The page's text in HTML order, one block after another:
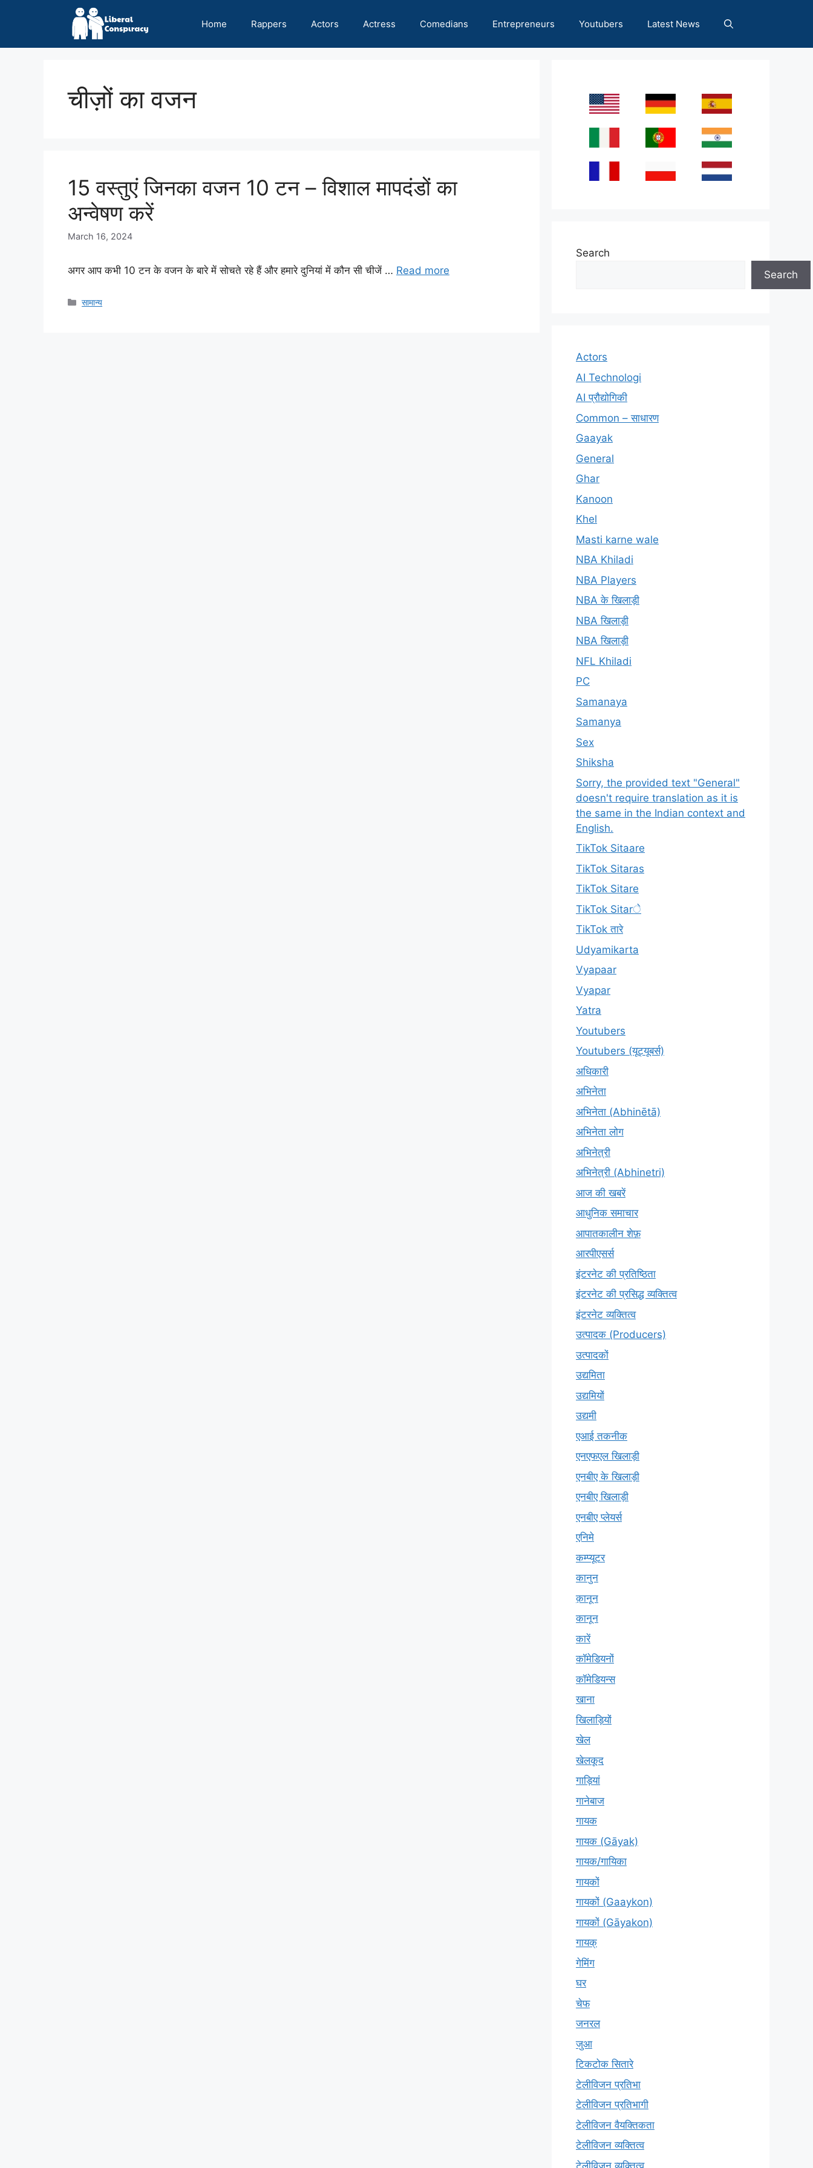
Home Rappers Actors Actress Comedians Entrepreneurs Youtubers Latest News
चीज़ों का वजन
15 वस्तुएं जिनका वजन 10 टन – विशाल मापदंडों का
अन्वेषण करें
March 16, 2024
अगर आप कभी 10 टन के वजन के बारे में सोचते रहे हैं और हमारे दुनियां में कौन सी चीजें … Read more
Categories
सामान्य
Search
Search
Actors
AI Technologi
AI प्रौद्योगिकी
Common – साधारण
Gaayak
General
Ghar
Kanoon
Khel
Masti karne wale
NBA Khiladi
NBA Players
NBA के खिलाड़ी
NBA खिलाड़ी
NBA खिलाड़ी
NFL Khiladi
PC
Samanaya
Samanya
Sex
Shiksha
Sorry, the provided text "General"
doesn't require translation as it is
the same in the Indian context and
English.
TikTok Sitaare
TikTok Sitaras
TikTok Sitare
TikTok Sitarे
TikTok तारे
Udyamikarta
Vyapaar
Vyapar
Yatra
Youtubers
Youtubers (यूट्यूबर्स)
अधिकारी
अभिनेता
अभिनेता (Abhinētā)
अभिनेता लोग
अभिनेत्री
अभिनेत्री (Abhinetri)
आज की खबरें
आधुनिक समाचार
आपातकालीन शेफ़
आरपीएसर्स
इंटरनेट की प्रतिष्ठिता
इंटरनेट की प्रसिद्ध व्यक्तित्व
इंटरनेट व्यक्तित्व
उत्पादक (Producers)
उत्पादकों
उद्यमिता
उद्यमियों
उद्यमी
एआई तकनीक
एनएफएल खिलाड़ी
एनबीए के खिलाड़ी
एनबीए खिलाड़ी
एनबीए प्लेयर्स
एनिमे
कम्प्यूटर
कानुन
क़ानून
कानून
कारें
कॉमेडियनों
कॉमेडियन्स
खाना
खिलाड़ियों
खेल
खेलकूद
गाड़ियां
गानेबाज
गायक
गायक (Gāyak)
गायक/गायिका
गायकों
गायकों (Gaaykon)
गायकों (Gāyakon)
गायक्
गेमिंग
घर
चेफ
जनरल
जुआ
टिकटोक सितारे
टेलीविजन प्रतिभा
टेलीविजन प्रतिभागी
टेलीविजन वैयक्तिकता
टेलीविजन व्यक्तित्व
टेलीविज़न व्यक्तित्व